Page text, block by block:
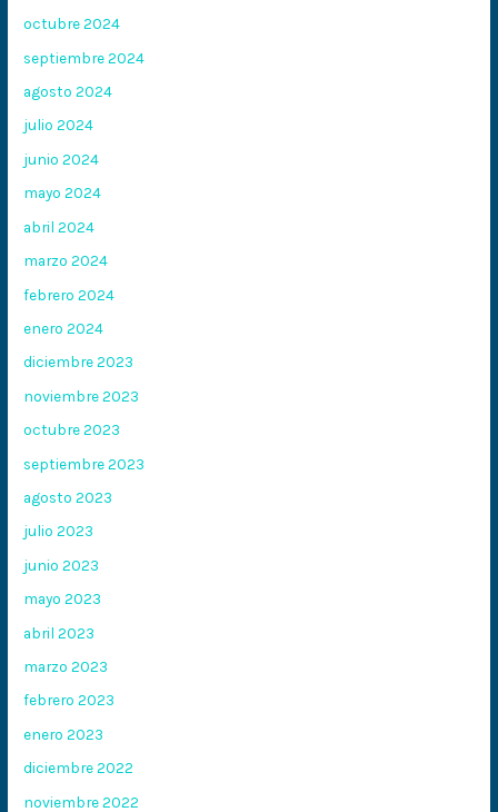
octubre 2024
septiembre 2024
agosto 2024
julio 2024
junio 2024
mayo 2024
abril 2024
marzo 2024
febrero 2024
enero 2024
diciembre 2023
noviembre 2023
octubre 2023
septiembre 2023
agosto 2023
julio 2023
junio 2023
mayo 2023
abril 2023
marzo 2023
febrero 2023
enero 2023
diciembre 2022
noviembre 2022